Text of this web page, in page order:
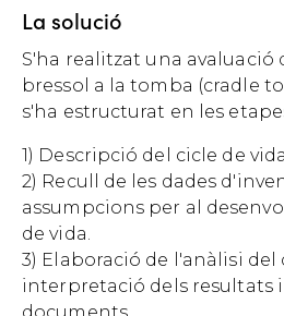
La solució
S'ha realitzat una avaluació
bressol a la tomba (cradle
s'ha estructurat en les
1) Descripció del cicle de
2) Recull de les dades
assumpcions per al
de vida.
3) Elaboració de l'anàlisi del
interpretació dels resultats